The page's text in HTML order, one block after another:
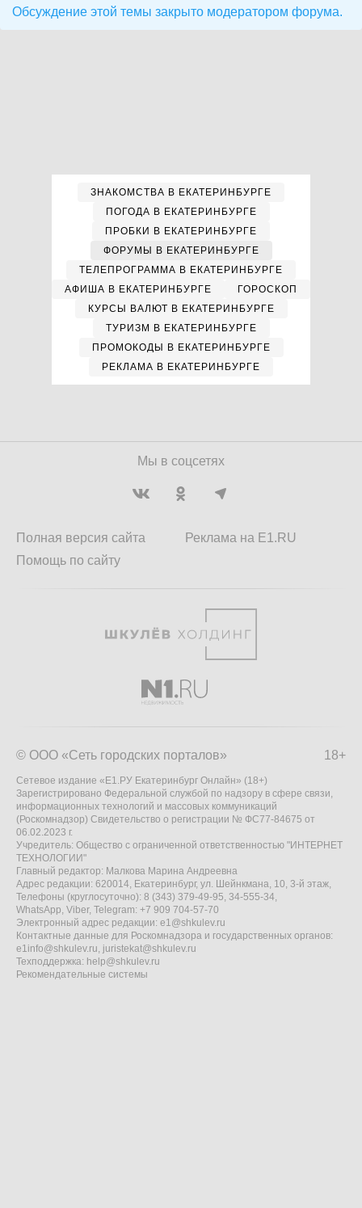
Обсуждение этой темы закрыто модератором форума.
ЗНАКОМСТВА В ЕКАТЕРИНБУРГЕ
ПОГОДА В ЕКАТЕРИНБУРГЕ
ПРОБКИ В ЕКАТЕРИНБУРГЕ
ФОРУМЫ В ЕКАТЕРИНБУРГЕ
ТЕЛЕПРОГРАММА В ЕКАТЕРИНБУРГЕ
АФИША В ЕКАТЕРИНБУРГЕ
ГОРОСКОП
КУРСЫ ВАЛЮТ В ЕКАТЕРИНБУРГЕ
ТУРИЗМ В ЕКАТЕРИНБУРГЕ
ПРОМОКОДЫ В ЕКАТЕРИНБУРГЕ
РЕКЛАМА В ЕКАТЕРИНБУРГЕ
Мы в соцсетях
Полная версия сайта
Помощь по сайту
Реклама на E1.RU
18+
© ООО «Сеть городских порталов»
Сетевое издание «Е1.РУ Екатеринбург Онлайн» (18+)
Зарегистрировано Федеральной службой по надзору в сфере связи,
информационных технологий и массовых коммуникаций
(Роскомнадзор) Свидетельство о регистрации № ФС77-84675 от
06.02.2023 г.
Учредитель: Общество с ограниченной ответственностью "ИНТЕРНЕТ
ТЕХНОЛОГИИ"
Главный редактор: Малкова Марина Андреевна
Адрес редакции: 620014, Екатеринбург, ул. Шейнкмана, 10, 3-й этаж,
Телефоны (круглосуточно): 8 (343) 379-49-95, 34-555-34,
WhatsApp, Viber, Telegram: +7 909 704-57-70
Электронный адрес редакции: e1@shkulev.ru
Контактные данные для Роскомнадзора и государственных органов:
e1info@shkulev.ru, juristekat@shkulev.ru
Техподдержка: help@shkulev.ru
Рекомендательные системы